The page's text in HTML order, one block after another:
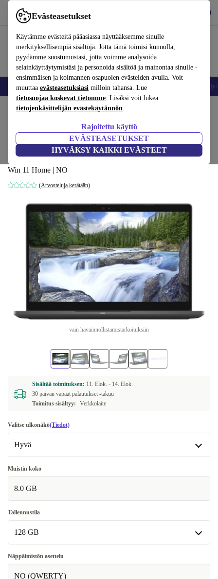
Evästeasetukset
Käytämme evästeitä pääasiassa näyttääksemme sinulle
merkityksellisempiä sisältöjä. Jotta tämä toimisi kunnolla,
pyydämme suostumustasi, jotta voimme analysoida
selainkäyttäytymistäsi ja personoida sisältöä ja mainontaa sinulle -
ensimmäisen ja kolmannen osapuolen evästeiden avulla. Voit
muuttaa evästeasetuksiasi milloin tahansa. Lue
tietosuojaa koskevat tietomme. Lisäksi voit lukea
tietojenkäsittelijän evästekäytännön.
Rajoitettu käyttö
EVÄSTEASETUKSET
HYVÄKSY KAIKKI EVÄSTEET
Käytä refurbed-palvelua nopeasti ja helposti
Matkapuhelimet ja älypuhelimet Kannettavat tietokoneet
Koti Tuotteet Kannettavat tietokoneet Dellin kannettavat tietokoneet
Dell Latitude 5300 2-in-1 | i3-
8145U | 13.3-tuuman
8 GB | 128 GB SSD | FHD | Touch | Webkamera |
Win 11 Home | NO
(Arvosteluja kerätään)
282,90 €
1 109 €
vain havainnollistamistarkoituksiin
Sisältää toimituksen: 11. Elok. - 14. Elok.
30 päivän vapaat palautukset -takuu
Toimitus sisältyy:
Verkkolaite
Valitse ulkonäkö(Tiedot)
Hyvä
Hyvä
Erittäin hyvä
Erinomainen
Muistin koko
8.0 GB
Tallennustila
128 GB
128 GB
256 GB
Näppäimistön asettelu
NO (QWERTY)